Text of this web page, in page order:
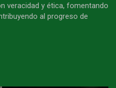
veracidad y ética, fomentando
al progreso de